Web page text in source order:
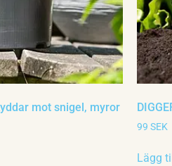
mot snigel, myror
99 SEK
Lägg